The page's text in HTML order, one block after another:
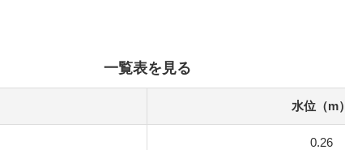
一覧表を見る
水位（m）
0.26